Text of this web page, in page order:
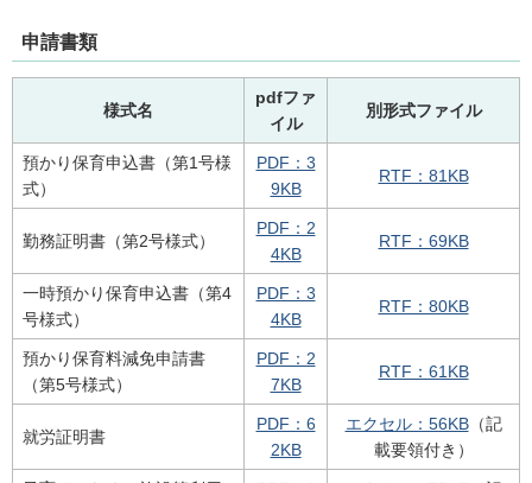
申請書類
様式名
pdfファ
イル
別形式ファイル
預かり保育申込書（第1号様
式）
PDF：3
9KB
RTF：81KB
勤務証明書（第2号様式）
PDF：2
4KB
RTF：69KB
一時預かり保育申込書（第4
号様式）
PDF：3
4KB
RTF：80KB
預かり保育料減免申請書
（第5号様式）
PDF：2
7KB
RTF：61KB
就労証明書
PDF：6
2KB
エクセル：56KB（記
載要領付き）